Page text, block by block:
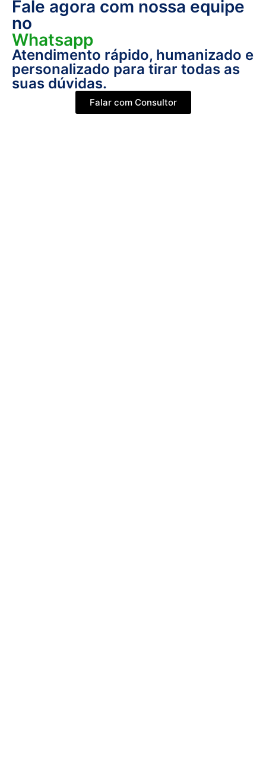
Fale agora com nossa equipe
no
Whatsapp
Atendimento rápido, humanizado e
personalizado para tirar todas as
suas dúvidas.
Falar com Consultor